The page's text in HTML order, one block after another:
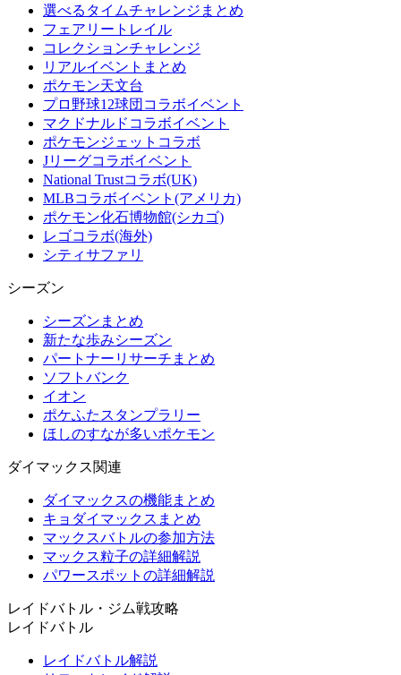
選べるタイムチャレンジまとめ
フェアリートレイル
コレクションチャレンジ
リアルイベントまとめ
ポケモン天文台
プロ野球12球団コラボイベント
マクドナルドコラボイベント
ポケモンジェットコラボ
Jリーグコラボイベント
National Trustコラボ(UK)
MLBコラボイベント(アメリカ)
ポケモン化石博物館(シカゴ)
レゴコラボ(海外)
シティサファリ
シーズン
シーズンまとめ
新たな歩みシーズン
パートナーリサーチまとめ
ソフトバンク
イオン
ポケふたスタンプラリー
ほしのすなが多いポケモン
ダイマックス関連
ダイマックスの機能まとめ
キョダイマックスまとめ
マックスバトルの参加方法
マックス粒子の詳細解説
パワースポットの詳細解説
レイドバトル・ジム戦攻略
レイドバトル
レイドバトル解説